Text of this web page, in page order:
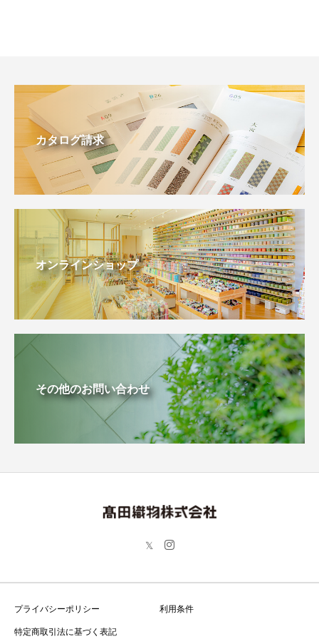
カタログ請求
オンラインショップ
その他のお問い合わせ
プライバシーポリシー
利用条件
特定商取引法に基づく表記